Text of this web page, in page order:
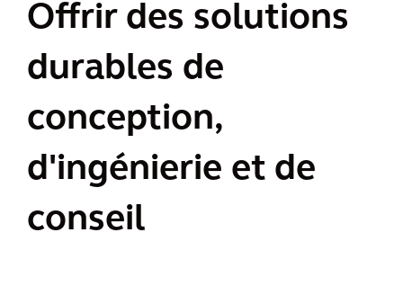
Offrir des solutions
durables de
conception,
d'ingénierie et de
conseil